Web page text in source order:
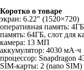
Коротко о товаре
экран: 6.22" (1520×720)
оперативная память: 4ГБ
память: 64ГБ, слот для
камера: 13 МП
аккумулятор: 4030 мА·ч
процессор: Snapdragon
SIM-карты: 2 (nano SIM)